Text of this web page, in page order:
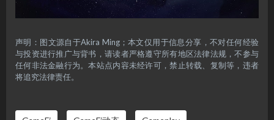
声明：图文源自于Akira Ming；本文仅用于信息分享，不对任何经验
与投资进行推广与背书，请读者严格遵守所有地区法律法规，不参与
任何非法金融行为。本站点内容未经许可，禁止转载、复制等，违者
将追究法律责任。